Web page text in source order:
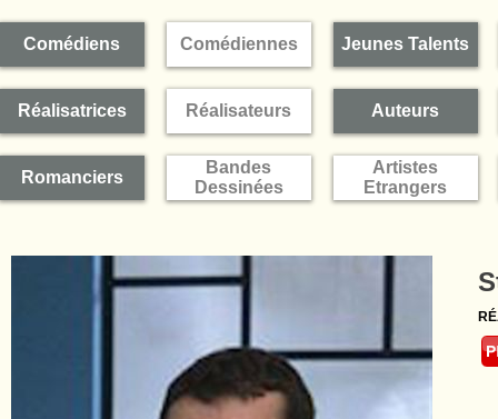
Comédiens Comédiennes Jeunes Talents
Réalisatrices Réalisateurs Auteurs
Romanciers
Bandes
Dessinées
Artistes
Etrangers